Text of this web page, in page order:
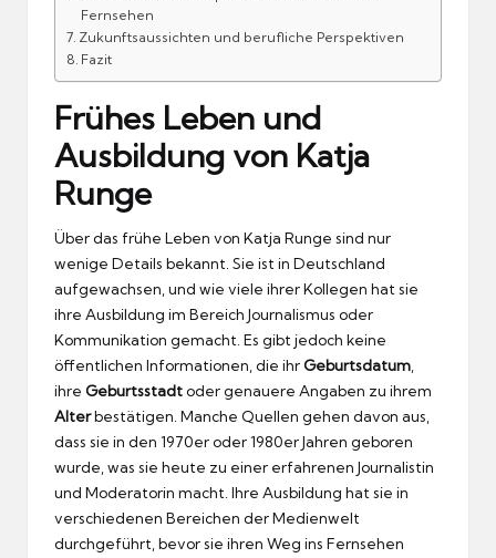
Fernsehen
Zukunftsaussichten und berufliche Perspektiven
Fazit
Frühes Leben und
Ausbildung von Katja
Runge
Über das frühe Leben von Katja Runge sind nur
wenige Details bekannt. Sie ist in Deutschland
aufgewachsen, und wie viele ihrer Kollegen hat sie
ihre Ausbildung im Bereich Journalismus oder
Kommunikation gemacht. Es gibt jedoch keine
öffentlichen Informationen, die ihrGeburtsdatum
ihre Geburtsstadtoder genauere Angaben zu ihrem
Alterbestätigen. Manche Quellen gehen davon aus,
dass sie in den 1970er oder 1980er Jahren geboren
wurde, was sie heute zu einer erfahrenen Journalistin
und Moderatorin macht. Ihre Ausbildung hat sie in
verschiedenen Bereichen der Medienwelt
durchgeführt, bevor sie ihren Weg ins Fernsehen